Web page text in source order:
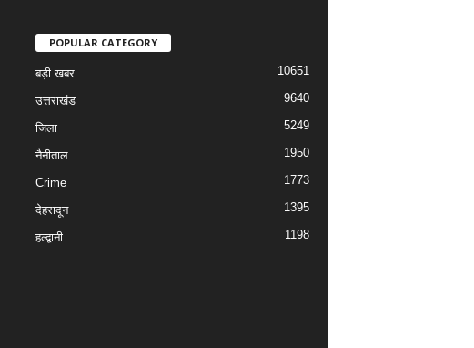
POPULAR CATEGORY
बड़ी खबर 10651
उत्तराखंड 9640
जिला 5249
नैनीताल 1950
Crime 1773
देहरादून 1395
हल्द्वानी 1198